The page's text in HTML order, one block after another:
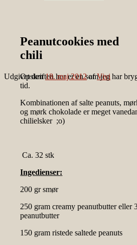
Peanutcookies med
chili
Udgivet den18. maj 2012 afVivi
Opskriften her er en som jeg har
tid.
Kombinationen af salte peanuts,
og mørk chokolade er meget
chilielsker ;o)
Ca. 32 stk
Ingedienser:
200 gr smør
250 gram creamy peanutbutter eller
peanutbutter
150 gram ristede saltede peanuts